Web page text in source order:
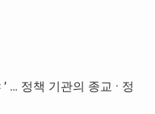
’… 정책 기관의 종교 · 정